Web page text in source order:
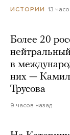
ИСТОРИИ 13
Более 20
нейтральный
в
них —
Трусова
9 часов назад